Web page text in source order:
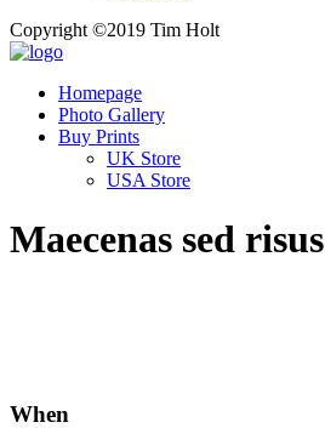
Copyright ©2019 Tim Holt
Homepage
Photo Gallery
Buy Prints
UK Store
USA Store
Maecenas sed risus
When